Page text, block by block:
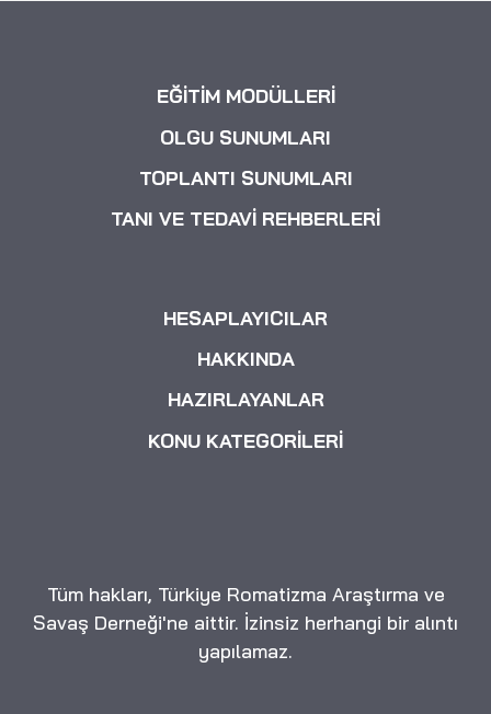
EĞİTİM MODÜLLERİ
OLGU SUNUMLARI
TOPLANTI SUNUMLARI
TANI VE TEDAVİ REHBERLERİ
HESAPLAYICILAR
HAKKINDA
HAZIRLAYANLAR
KONU KATEGORİLERİ
Tüm hakları, Türkiye Romatizma Araştırma ve
Savaş Derneği'ne aittir. İzinsiz herhangi bir alıntı
yapılamaz.